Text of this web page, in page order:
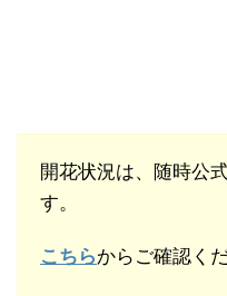
開花状況は、随時公
す。
こちらからご確認くだ